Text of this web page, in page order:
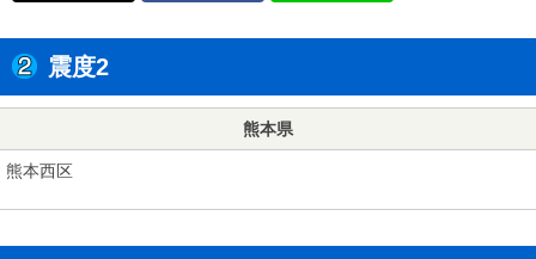
震度2
熊本県
熊本西区